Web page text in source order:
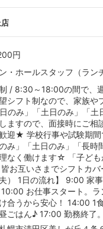
円
・ホールスタッフ（ラン
/ 8:30～18:00の間で、
シフト制なので、家族や
のみ」「土日のみ」「
ますので、面接時にご
迎★ 学校行事や試験期
のみ」「土日のみ」「長
なく働けます☆ 「子ど
お互いさまでシフトカ
） 1日の流れ】 9:00 家
お仕事スタート。
合うから安心！ 14:00 1
ごはん♪ 17:00 勤務終了